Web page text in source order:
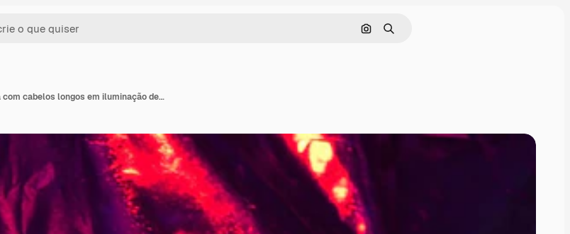
Pesquisar por imagem
Buscar
Retrato criativo de uma jovem de moda com cabelos longos em iluminação de néon